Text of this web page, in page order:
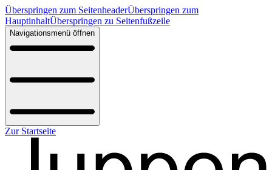
Überspringen zum SeitenheaderÜberspringen zum
HauptinhaltÜberspringen zu Seitenfußzeile
Navigationsmenü öffnen
Zur Startseite